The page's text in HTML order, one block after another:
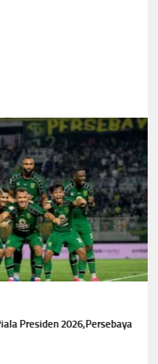
Presiden 2026,Persebaya